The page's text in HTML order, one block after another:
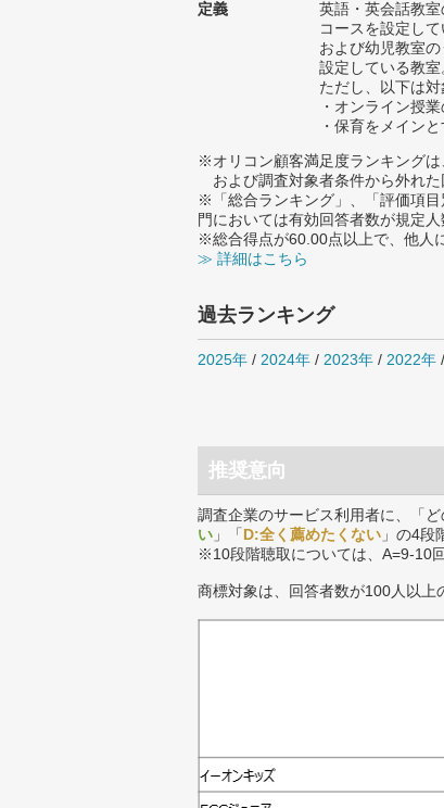
定義
英語・英会話教
コースを設定して
および幼児教室
設定している教室
ただし、以下は対
・オンライン授
・保育をメイン
※オリコン顧客満足度ランキングは
および調査対象者条件から外れた
※「総合ランキング」、「評価項
門においては有効回答者数が規定
※総合得点が60.00点以上で、他人
≫ 詳細はこちら
過去ランキング
2025年 / 2024年 / 2023年 / 2022年 /
推奨意向
調査企業のサービス利用者に、「
い 」「D:全く薦めたくない 」の4段
※10段階聴取については、A=9-10
商標対象は、回答者数が100人以上